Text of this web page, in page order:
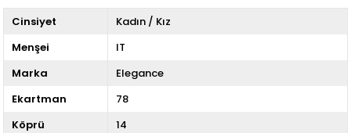
Cinsiyet
Kadın / Kız
Menşei
IT
Marka
Elegance
Ekartman
78
Köprü
14